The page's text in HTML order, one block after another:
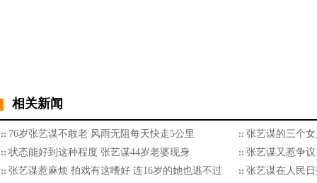
相关新闻
76岁张艺谋不敢老 风雨无阻每天快走5公里
张艺谋的三个
状态能好到这种程度 张艺谋44岁老婆现身
张艺谋又惹争
张艺谋惹麻烦 拍戏有这嗜好 连16岁的她也逃不过
张艺谋在人民